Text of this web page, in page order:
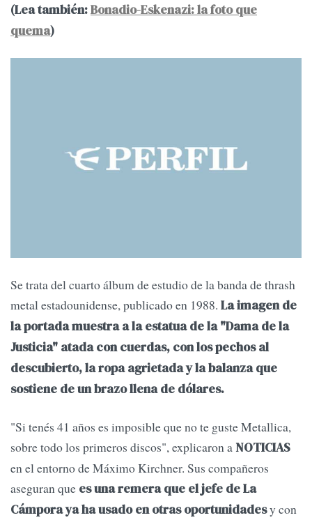
(Lea también:Bonadio-Eskenazi: la foto que
quema)
Se trata del cuarto álbum de estudio de la banda de thrash
metal estadounidense, publicado en 1988. La imagen de
la portada muestra a la estatua de la "Dama de la
Justicia" atada con cuerdas, con los pechos al
descubierto, la ropa agrietada y la balanza que
sostiene de un brazo llena de dólares.
"Si tenés 41 años es imposible que no te guste Metallica,
sobre todo los primeros discos", explicaron aNOTICIAS
en el entorno de Máximo Kirchner. Sus compañeros
aseguran que es una remera que el jefe de La
Cámpora ya ha usado en otras oportunidadesy con